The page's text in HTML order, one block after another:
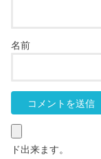
名前
ド出来ます。